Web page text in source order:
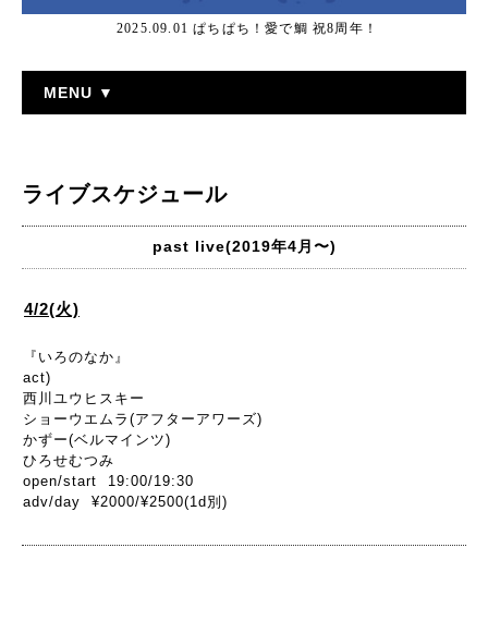
2025.09.01 ぱちぱち！愛で鯛 祝8周年！
MENU ▼
ライブスケジュール
past live(2019年4月〜)
4/2(火)
『いろのなか』
act)
西川ユウヒスキー
ショーウエムラ(アフターアワーズ)
かずー(ベルマインツ)
ひろせむつみ
open/start 19:00/19:30
adv/day ¥2000/¥2500(1d別)